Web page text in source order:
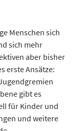
Menschen sich
sich mehr
aber bisher
erste Ansätze:
gibt es
für Kinder und
und weitere